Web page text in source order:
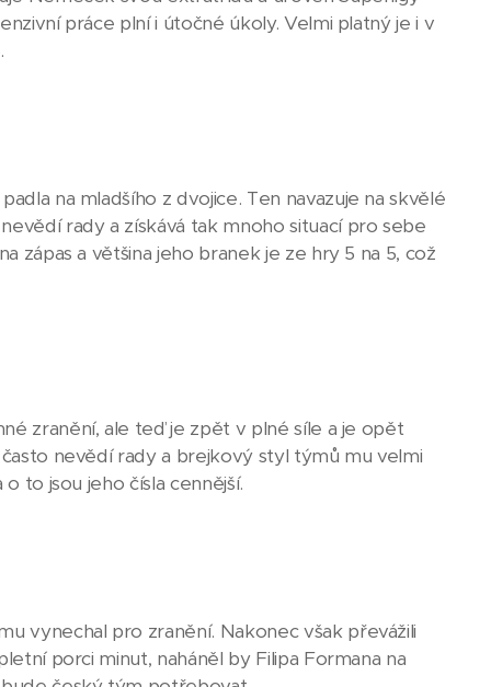
práce plní i útočné úkoly. Velmi platný je i v
na mladšího z dvojice. Ten navazuje na skvělé
rady a získává tak mnoho situací pro sebe
zápas a většina jeho branek je ze hry 5 na 5, což
zranění, ale teď je zpět v plné síle a je opět
nevědí rady a brejkový styl týmů mu velmi
to jsou jeho čísla cennější.
vynechal pro zranění. Nakonec však převážili
porci minut, naháněl by Filipa Formana na